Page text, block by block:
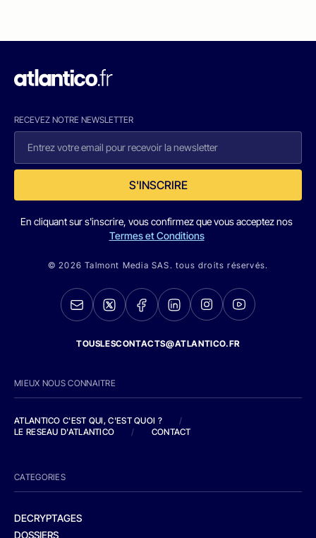
RECEVEZ NOTRE NEWSLETTER
S'INSCRIRE
En cliquant sur s'inscrire, vous confirmez que vous acceptez nos
Termes et Conditions
© 2026 Talmont Media SAS. tous droits réservés.
TOUSLESCONTACTS@ATLANTICO.FR
MIEUX NOUS CONNAITRE
ATLANTICO C'EST QUI, C'EST QUOI ?
/
LE RESEAU D'ATLANTICO
/ CONTACT
CATEGORIES
DECRYPTAGES
DOSSIERS